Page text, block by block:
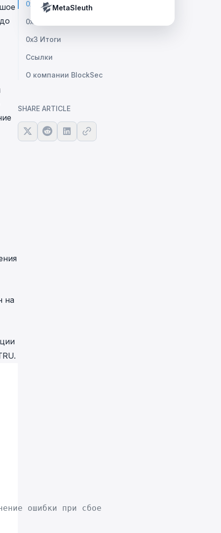
Tether’s blacklist in real time.
MetaSleuth
на
ошибки при сбое
0x1 Анализ уязвимости
0x2 Анализ атаки
0x3 Итоги
Ссылки
О компании BlockSec
SHARE ARTICLE